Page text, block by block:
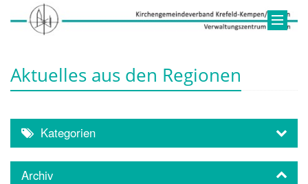
Aktuelles aus den Regionen
Kategorien
Archiv